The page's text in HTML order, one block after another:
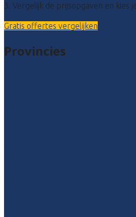
3. Vergelijk de prijsopgaven en kies
Gratis offertes vergelijken
Provincies